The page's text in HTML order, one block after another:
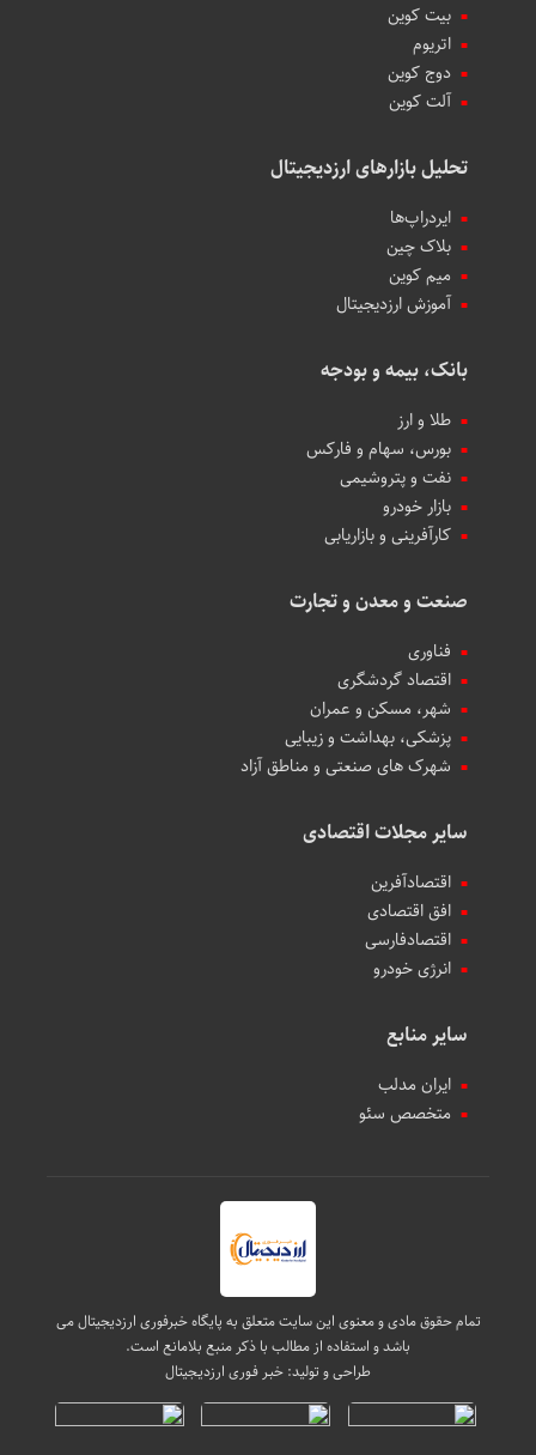
بیت کوین
اتریوم
دوج کوین
آلت کوین
تحلیل بازارهای ارزدیجیتال
ایردراپ‌ها
بلاک چین
میم کوین‌
آموزش ارزدیجیتال
بانک، بیمه و بودجه
طلا و ارز
بورس، سهام و فارکس
نفت و پتروشیمی
بازار خودرو
کارآفرینی و بازاریابی
صنعت و معدن و تجارت
فناوری
اقتصاد گردشگری
شهر، مسکن و عمران
پزشکی، بهداشت و زیبایی
شهرک های صنعتی و مناطق آزاد
سایر مجلات اقتصادی
اقتصادآفرین
افق اقتصادی
اقتصادفارسی
انرژی خودرو
سایر منابع
ایران مدلب
متخصص سئو
تمام حقوق مادی و معنوی این سایت متعلق به پایگاه خبرفوری ارزدیجیتال می
باشد و استفاده از مطالب با ذکر منبع بلامانع است.
طراحی و تولید:خبـر فـوری ارزدیـجیتال